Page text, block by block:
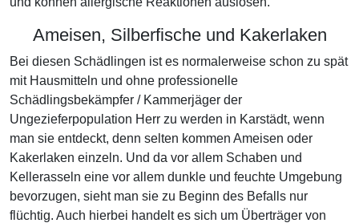
Ameisen, Silberfische und Kakerlaken
Bei diesen Schädlingen ist es normalerweise schon zu spät
mit Hausmitteln und ohne professionelle
Schädlingsbekämpfer / Kammerjäger der
Ungezieferpopulation Herr zu werden in Karstädt, wenn
man sie entdeckt, denn selten kommen Ameisen oder
Kakerlaken einzeln. Und da vor allem Schaben und
Kellerasseln eine vor allem dunkle und feuchte Umgebung
bevorzugen, sieht man sie zu Beginn des Befalls nur
flüchtig. Auch hierbei handelt es sich um Überträger von